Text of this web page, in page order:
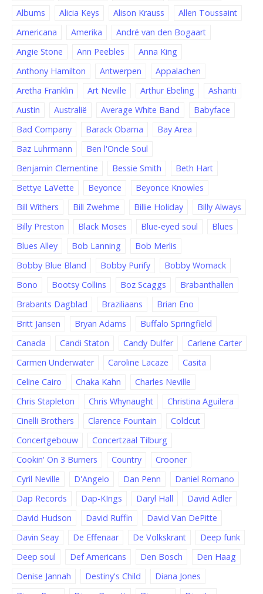
Albums
Alicia Keys Alison Krauss
Allen Toussaint
Americana
Amerika
André van den Bogaart
Angie Stone
Ann Peebles
Anna King
Anthony Hamilton
Antwerpen
Appalachen
Aretha Franklin
Art Neville Arthur Ebeling
Ashanti
Austin
Australië Average White Band
Babyface
Bad Company
Barack Obama
Bay Area
Baz Luhrmann
Ben l'Oncle Soul
Benjamin Clementine
Bessie Smith
Beth Hart
Bettye LaVette
Beyonce
Beyonce Knowles
Bill Withers
Bill Zwehme Billie Holiday
Billy Always
Billy Preston
Black Moses Blue-eyed soul
Blues
Blues Alley
Bob Lanning
Bob Merlis
Bobby Blue Bland
Bobby Purify
Bobby Womack
Bono
Bootsy Collins Boz Scaggs
Brabanthallen
Brabants Dagblad
Braziliaans
Brian Eno
Britt Jansen
Bryan Adams
Buffalo Springfield
Canada
Candi Staton Candy Dulfer
Carlene Carter
Carmen Underwater
Caroline Lacaze
Casita
Celine Cairo
Chaka Kahn
Charles Neville
Chris Stapleton
Chris Whynaught
Christina Aguilera
Cinelli Brothers
Clarence Fountain
Coldcut
Concertgebouw
Concertzaal Tilburg
Cookin' On 3 Burners
Country
Crooner
Cyril Neville
D'Angelo Dan Penn
Daniel Romano
Dap Records
Dap-KIngs Daryl Hall
David Adler
David Hudson
David Ruffin
David Van DePitte
Davin Seay
De Effenaar De Volkskrant
Deep funk
Deep soul
Def Americans Den Bosch
Den Haag
Denise Jannah
Destiny's Child
Diana Jones